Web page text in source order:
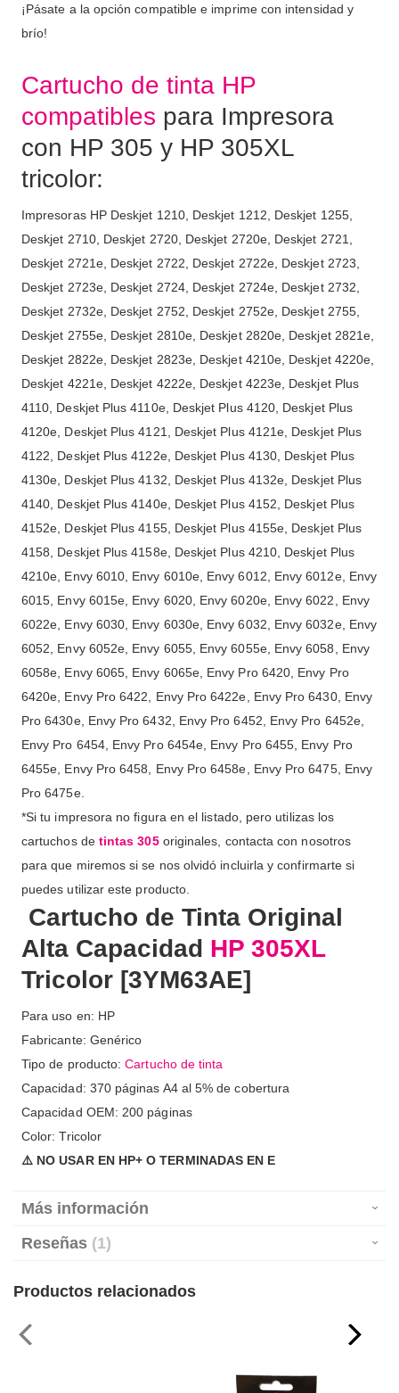
¡Pásate a la opción compatible e imprime con intensidad y
brío!
Cartucho de tinta HP
compatibles para Impresora
con HP 305 y HP 305XL
tricolor:
Impresoras HP Deskjet 1210, Deskjet 1212, Deskjet 1255,
Deskjet 2710, Deskjet 2720, Deskjet 2720e, Deskjet 2721,
Deskjet 2721e, Deskjet 2722, Deskjet 2722e, Deskjet 2723,
Deskjet 2723e, Deskjet 2724, Deskjet 2724e, Deskjet 2732,
Deskjet 2732e, Deskjet 2752, Deskjet 2752e, Deskjet 2755,
Deskjet 2755e, Deskjet 2810e, Deskjet 2820e, Deskjet 2821e,
Deskjet 2822e, Deskjet 2823e, Deskjet 4210e, Deskjet 4220e,
Deskjet 4221e, Deskjet 4222e, Deskjet 4223e, Deskjet Plus
4110, Deskjet Plus 4110e, Deskjet Plus 4120, Deskjet Plus
4120e, Deskjet Plus 4121, Deskjet Plus 4121e, Deskjet Plus
4122, Deskjet Plus 4122e, Deskjet Plus 4130, Deskjet Plus
4130e, Deskjet Plus 4132, Deskjet Plus 4132e, Deskjet Plus
4140, Deskjet Plus 4140e, Deskjet Plus 4152, Deskjet Plus
4152e, Deskjet Plus 4155, Deskjet Plus 4155e, Deskjet Plus
4158, Deskjet Plus 4158e, Deskjet Plus 4210, Deskjet Plus
4210e, Envy 6010, Envy 6010e, Envy 6012, Envy 6012e, Envy
6015, Envy 6015e, Envy 6020, Envy 6020e, Envy 6022, Envy
6022e, Envy 6030, Envy 6030e, Envy 6032, Envy 6032e, Envy
6052, Envy 6052e, Envy 6055, Envy 6055e, Envy 6058, Envy
6058e, Envy 6065, Envy 6065e, Envy Pro 6420, Envy Pro
6420e, Envy Pro 6422, Envy Pro 6422e, Envy Pro 6430, Envy
Pro 6430e, Envy Pro 6432, Envy Pro 6452, Envy Pro 6452e,
Envy Pro 6454, Envy Pro 6454e, Envy Pro 6455, Envy Pro
6455e, Envy Pro 6458, Envy Pro 6458e, Envy Pro 6475, Envy
Pro 6475e.
*Si tu impresora no figura en el listado, pero utilizas los
cartuchos de tintas 305originales, contacta con nosotros
para que miremos si se nos olvidó incluirla y confirmarte si
puedes utilizar este producto.
Cartucho de Tinta Original
Alta Capacidad HP 305XL
Tricolor [3YM63AE]
Para uso en: HP
Fabricante: Genérico
Tipo de producto:Cartucho de tinta
Capacidad: 370 páginas A4 al 5% de cobertura
Capacidad OEM: 200 páginas
Color: Tricolor
⚠️ NO USAR EN HP+ O TERMINADAS EN E
Más información
Reseñas 1
Productos relacionados